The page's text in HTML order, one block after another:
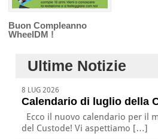
Buon Compleanno
WheelDM !
Ultime Notizie
8 LUG 2026
Calendario di luglio della
Ecco il nuovo calendario per il
del Custode! Vi aspettiamo […]